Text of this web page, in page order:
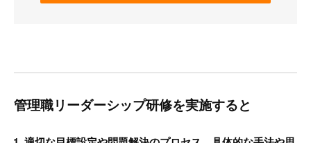
管理職リーダーシップ研修を実施すると